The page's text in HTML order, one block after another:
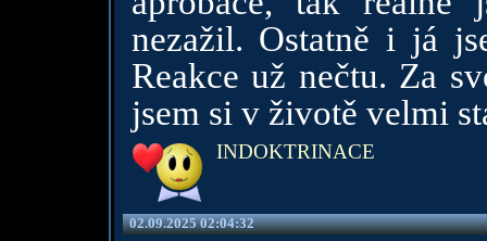
nezažil. Ostatně i já
Reakce už nečtu. Za
jsem si v životě velmi
INDOKTRINACE
02.09.2025 02:04:32